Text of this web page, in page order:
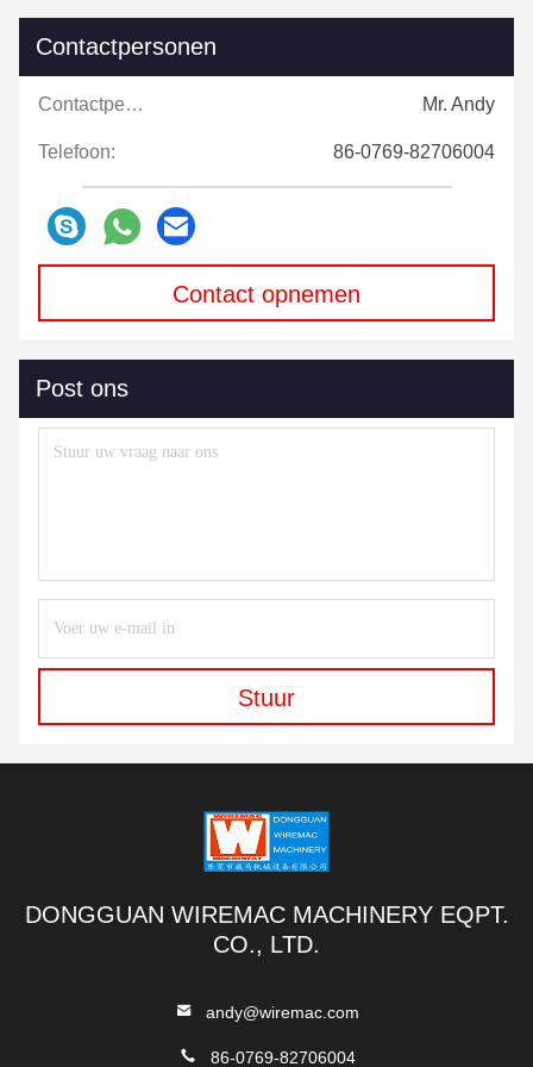
Contactpersonen
Contactpersonen: Mr. Andy
Telefoon: 86-0769-82706004
Contact opnemen
Post ons
Stuur
DONGGUAN WIREMAC MACHINERY EQPT.
CO., LTD.
andy@wiremac.com
86-0769-82706004